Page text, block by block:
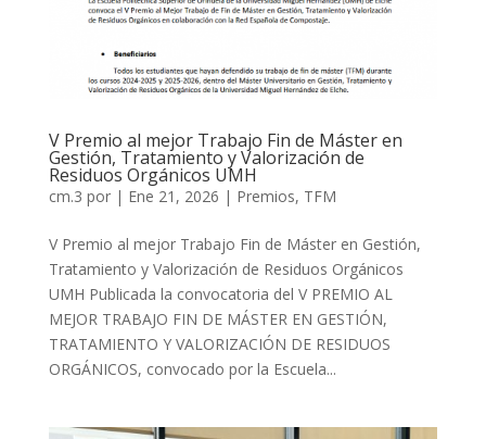
V Premio al mejor Trabajo Fin de Máster en
Gestión, Tratamiento y Valorización de
Residuos Orgánicos UMH
cm.3 por | Ene 21, 2026 | Premios, TFM
V Premio al mejor Trabajo Fin de Máster en Gestión,
Tratamiento y Valorización de Residuos Orgánicos
UMH Publicada la convocatoria del V PREMIO AL
MEJOR TRABAJO FIN DE MÁSTER EN GESTIÓN,
TRATAMIENTO Y VALORIZACIÓN DE RESIDUOS
ORGÁNICOS, convocado por la Escuela...